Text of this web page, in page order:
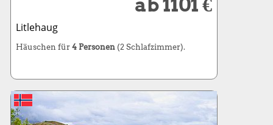
ab 1101 €
Litlehaug
Häuschen für 4 Personen (2 Schlafzimmer).